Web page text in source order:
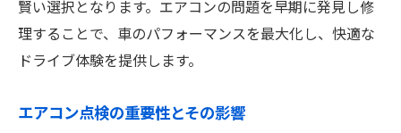
賢い選択となります。エアコンの問題を早期に発見し修
理することで、車のパフォーマンスを最大化し、快適な
ドライブ体験を提供します。
エアコン点検の重要性とその影響